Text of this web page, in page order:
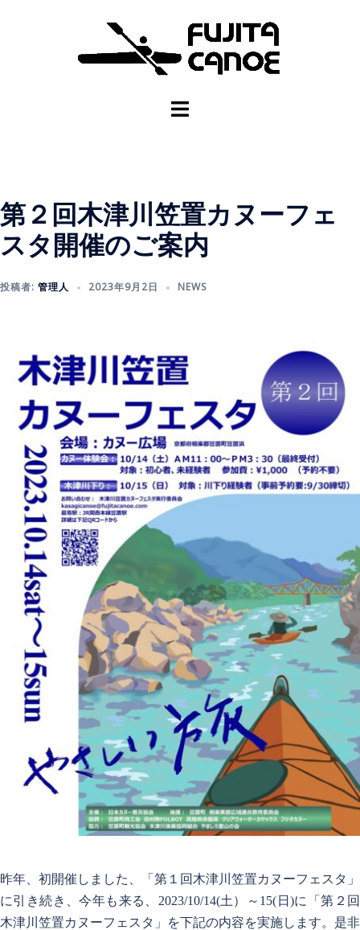
第２回木津川笠置カヌーフェ
スタ開催のご案内
投稿者: 管理人 2023年9月2日 NEWS
昨年、初開催しました、「第１回木津川笠置カヌーフェスタ」
に引き続き、今年も来る、2023/10/14(土）～15(日)に「第２回
木津川笠置カヌーフェスタ」を下記の内容を実施します。是非